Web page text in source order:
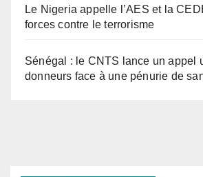
Le Nigeria appelle l’AES et la
forces contre le terrorisme
Sénégal : le CNTS lance un appel
donneurs face à une pénurie de